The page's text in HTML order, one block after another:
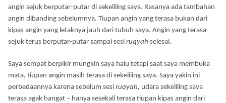
angin sejuk berputar-putar di sekeliling saya. Rasanya ada tambahan
angin dibanding sebelumnya. Tiupan angin yang terasa bukan dari
kipas angin yang letaknya jauh dari tubuh saya. Angin yang terasa
sejuk terus berputar-putar sampai sesi ruqyah selesai.
Saya sempat berpikir mungkin saya halu tetapi saat saya membuka
mata, tiupan angin masih terasa di sekeliling saya. Saya yakin ini
perbedaannya karena sebelum sesi ruqyah, udara sekeliling saya
terasa agak hangat – hanya sesekali terasa tiupan kipas angin dari